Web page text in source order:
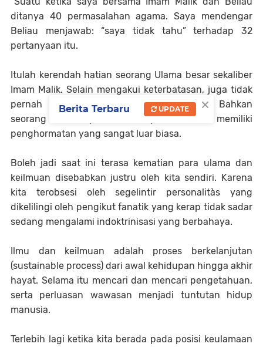
ditanya 40 permasalahan agama. Saya mendengar
Beliau menjawab: “saya tidak tahu” terhadap 32
pertanyaan itu.
Itulah kerendah hatian seorang Ulama besar sekaliber
Imam Malik. Selain mengakui keterbatasan, juga tidak
pernah bersikap menghakimi orang lain. Bahkan
seorang muridnya Imam Syafii Beliau memiliki
penghormatan yang sangat luar biasa.
Boleh jadi saat ini terasa kematian para ulama dan
keilmuan disebabkan justru oleh kita sendiri. Karena
kita terobsesi oleh segelintir personalitàs yang
dikelilingi oleh pengikut fanatik yang kerap tidak sadar
sedang mengalami indoktrinisasi yang berbahaya.
Ilmu dan keilmuan adalah proses berkelanjutan
(sustainable process) dari awal kehidupan hingga akhir
hayat. Selama itu mencari dan mencari pengetahuan,
serta perluasan wawasan menjadi tuntutan hidup
manusia.
Terlebih lagi ketika kita berada pada posisi keulamaan
×
Berita Terbaru UPDATE